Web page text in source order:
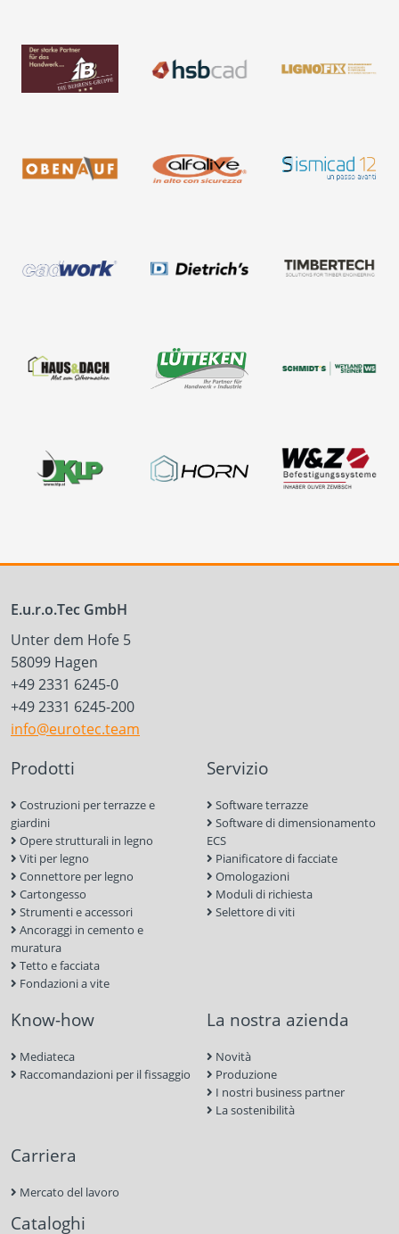
E.u.r.o.Tec GmbH
Unter dem Hofe 5
58099 Hagen
+49 2331 6245-0
+49 2331 6245-200
info@eurotec.team
Prodotti
Costruzioni per terrazze e
giardini
Opere strutturali in legno
Viti per legno
Connettore per legno
Cartongesso
Strumenti e accessori
Ancoraggi in cemento e
muratura
Tetto e facciata
Fondazioni a vite
Servizio
Software terrazze
Software di dimensionamento
ECS
Pianificatore di facciate
Omologazioni
Moduli di richiesta
Selettore di viti
Know-how
Mediateca
Raccomandazioni per il fissaggio
La nostra azienda
Novità
Produzione
I nostri business partner
La sostenibilità
Carriera
Mercato del lavoro
Cataloghi